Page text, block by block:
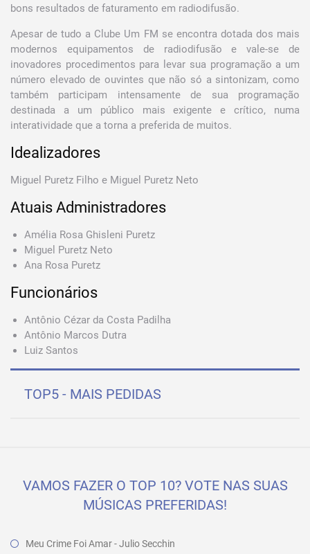
bons resultados de faturamento em radiodifusão.
Apesar de tudo a Clube Um FM se encontra dotada dos mais
modernos equipamentos de radiodifusão e vale-se de
inovadores procedimentos para levar sua programação a um
número elevado de ouvintes que não só a sintonizam, como
também participam intensamente de sua programação
destinada a um público mais exigente e crítico, numa
interatividade que a torna a preferida de muitos.
Idealizadores
Miguel Puretz Filho e Miguel Puretz Neto
Atuais Administradores
Amélia Rosa Ghisleni Puretz
Miguel Puretz Neto
Ana Rosa Puretz
Funcionários
Antônio Cézar da Costa Padilha
Antônio Marcos Dutra
Luiz Santos
TOP5 - MAIS PEDIDAS
VAMOS FAZER O TOP 10? VOTE NAS SUAS
MÚSICAS PREFERIDAS!
Meu Crime Foi Amar - Julio Secchin